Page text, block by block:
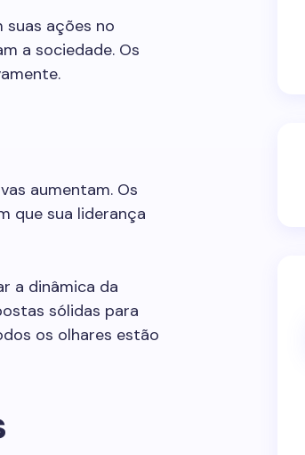
suas ações no
a sociedade. Os
aumentam. Os
que sua liderança
a dinâmica da
sólidas para
os olhares estão